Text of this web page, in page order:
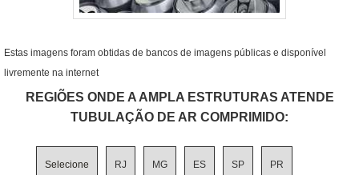
Estas imagens foram obtidas de bancos de imagens públicas e disponível
livremente na internet
REGIÕES ONDE A AMPLA ESTRUTURAS ATENDE
TUBULAÇÃO DE AR COMPRIMIDO:
Selecione RJ MG ES SP PR